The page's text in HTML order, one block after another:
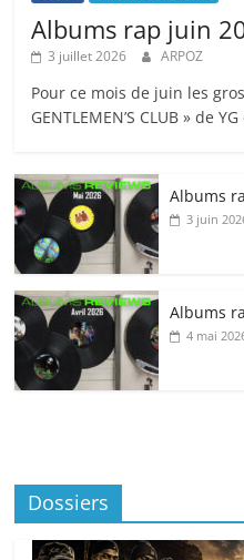
Albums rap juin
3 juillet 2026 ARPOZ
Pour ce mois de juin les
GENTLEMEN’S CLUB » de
Albums
3 juin
Albums
4 mai
Dossiers